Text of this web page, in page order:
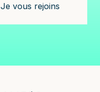
Je vous rejoins